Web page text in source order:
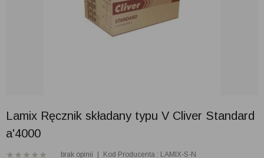
Lamix Ręcznik składany typu V Cliver Standard
a'4000
brak opinii Kod Producenta : LAMIX-S-N